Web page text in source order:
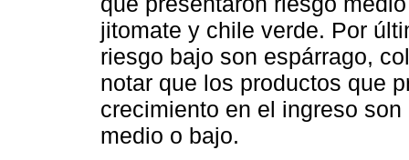
jitomate y chile verde. Por
riesgo bajo son espárrago,
notar que los productos que
crecimiento en el ingreso
medio o bajo.